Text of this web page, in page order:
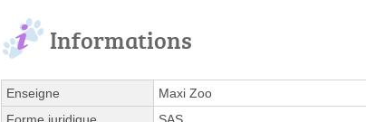
Informations
Enseigne
Maxi Zoo
Forme juridique
SAS